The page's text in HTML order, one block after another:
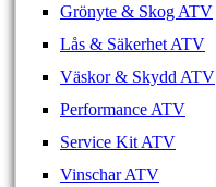
Grönyte & Skog ATV
Lås & Säkerhet ATV
Väskor & Skydd ATV
Performance ATV
Service Kit ATV
Vinschar ATV